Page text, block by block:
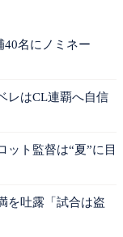
40名にノミネー
レはCL連覇へ自信
ト監督は“夏”に目
を吐露「試合は盗